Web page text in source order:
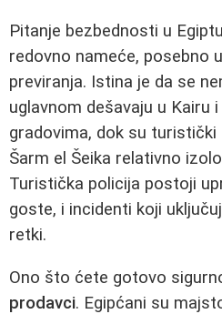
Pitanje bezbednosti u
redovno nameće, posebno
previranja. Istina je da se
uglavnom dešavaju u Kairu
gradovima, dok su
Šarm el Šeika relativno
Turistička policija postoji
goste, i incidenti koji
retki.
Ono što ćete gotovo
prodavci. Egipćani su